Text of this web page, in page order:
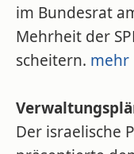
im Bundesrat
Mehrheit der
scheitern. mehr
Der israelische